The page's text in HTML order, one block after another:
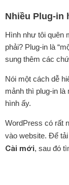
Nhiều Plug-in
Hình như tôi quên
phải? Plug-in là
sung thêm các
Nói một cách dễ
mảnh thì plug-in là
hình ấy.
WordPress có rất
vào website. Để
Cài mới, sau đó